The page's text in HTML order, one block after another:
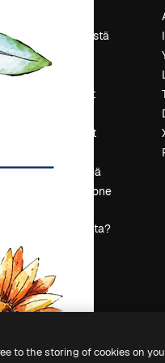
Tietoja meistä
Reviews
Urat
Hakutrendit
Tapahtumat
Myy sisältöä
Lehdistöhuone
magnific.ai:ta?
to the storing of cookies on